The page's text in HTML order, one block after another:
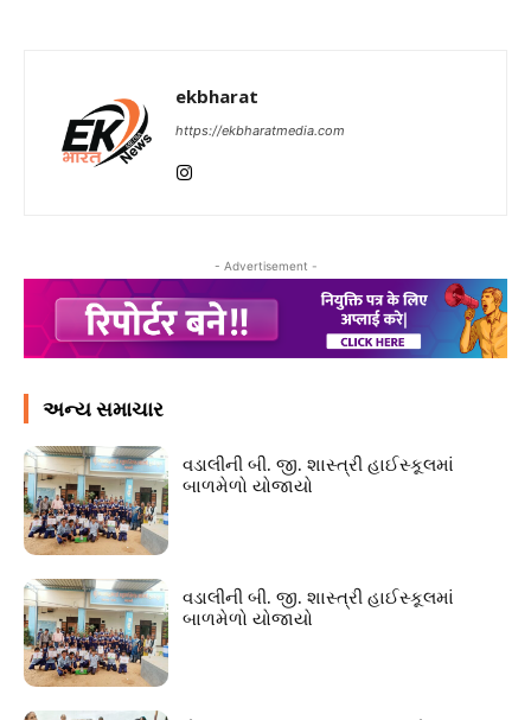
ekbharat
https://ekbharatmedia.com
- Advertisement -
અન્ય સમાચાર
વડાલીની બી. જી. શાસ્ત્રી હાઈસ્કૂલમાં
બાળમેળો યોજાયો
વડાલીની બી. જી. શાસ્ત્રી હાઈસ્કૂલમાં
બાળમેળો યોજાયો